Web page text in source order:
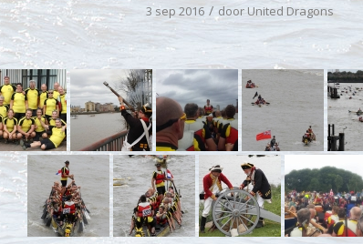
3 sep 2016 / door United Dragons